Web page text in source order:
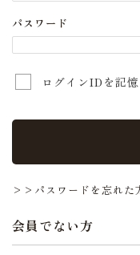
パスワード
ログインIDを記憶
>>パスワードを忘れた
会員でない方